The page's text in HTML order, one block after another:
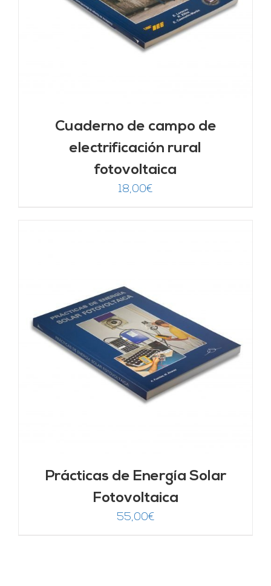
Cuaderno de campo de
electrificación rural
fotovoltaica
18,00€
Prácticas de Energía Solar
Fotovoltaica
55,00€